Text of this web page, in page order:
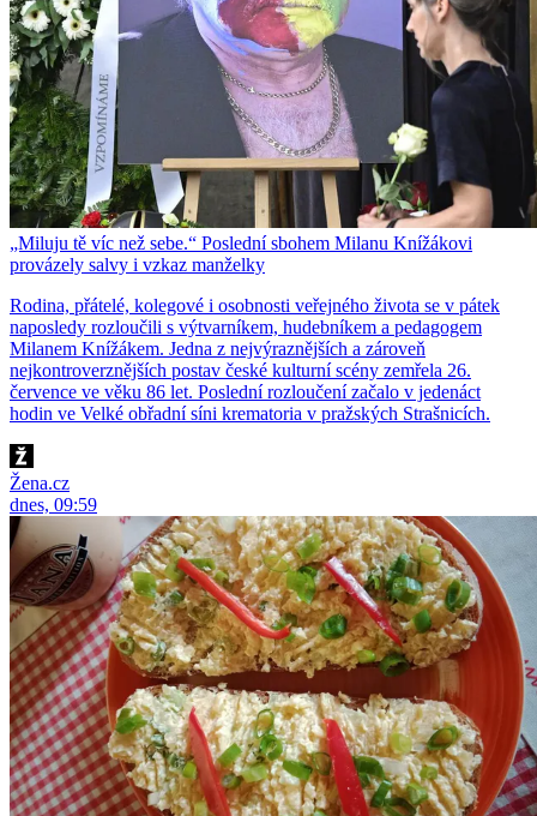
„Miluju tě víc než sebe.“ Poslední sbohem Milanu Knížákovi
provázely salvy i vzkaz manželky
Rodina, přátelé, kolegové i osobnosti veřejného života se v pátek
naposledy rozloučili s výtvarníkem, hudebníkem a pedagogem
Milanem Knížákem. Jedna z nejvýraznějších a zároveň
nejkontroverznějších postav české kulturní scény zemřela 26.
července ve věku 86 let. Poslední rozloučení začalo v jedenáct
hodin ve Velké obřadní síni krematoria v pražských Strašnicích.
Žena.cz
dnes, 09:59